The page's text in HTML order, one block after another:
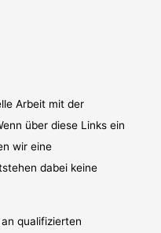
Arbeit mit der
über diese Links ein
wir eine
dabei keine
qualifizierten